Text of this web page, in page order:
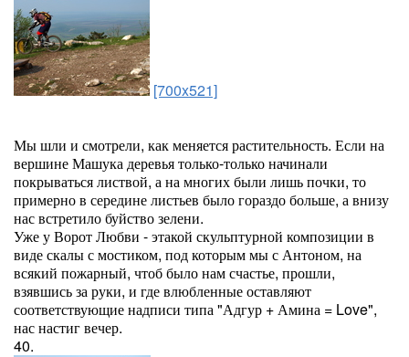
[700x521]
Мы шли и смотрели, как меняется растительность. Если на
вершине Машука деревья только-только начинали
покрываться листвой, а на многих были лишь почки, то
примерно в середине листьев было гораздо больше, а внизу
нас встретило буйство зелени.
Уже у Ворот Любви - этакой скульптурной композиции в
виде скалы с мостиком, под которым мы с Антоном, на
всякий пожарный, чтоб было нам счастье, прошли,
взявшись за руки, и где влюбленные оставляют
соответствующие надписи типа "Адгур + Амина = Love",
нас настиг вечер.
40.